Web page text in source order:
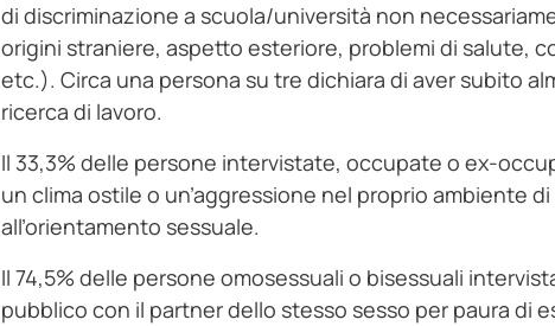
di discriminazione a scuola/università non
origini straniere, aspetto esteriore, problemi di salute,
etc.). Circa una persona su tre dichiara di aver subito
ricerca di lavoro.
Il 33,3% delle persone intervistate, occupate o ex-
un clima ostile o un’aggressione nel proprio ambiente
all’orientamento sessuale.
Il 74,5% delle persone omosessuali o bisessuali
pubblico con il partner dello stesso sesso per paura di